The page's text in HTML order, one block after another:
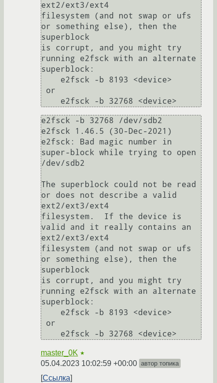
ext2/ext3/ext4
filesystem (and not swap or ufs
or something else), then the
superblock
is corrupt, and you might try
running e2fsck with an alternate
superblock:
e2fsck -b 32768 /dev/sdb2
e2fsck 1.46.5 (30-Dec-2021)
e2fsck: Bad magic number in
super-block while trying to open
/dev/sdb2
The superblock could not be read
or does not describe a valid
ext2/ext3/ext4
filesystem.  If the device is
valid and it really contains an
ext2/ext3/ext4
filesystem (and not swap or ufs
or something else), then the
superblock
is corrupt, and you might try
running e2fsck with an alternate
superblock:
master_0K ★
05.04.2023 10:02:59 +00:00 автор топика
Ссылка